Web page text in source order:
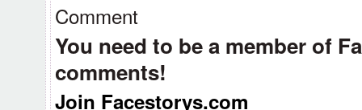
Comment
You need to be a member of
comments!
Join Facestorys.com